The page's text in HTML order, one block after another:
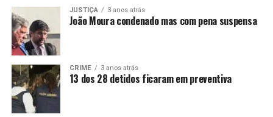
JUSTIÇA 3 anos atrás
João Moura condenado mas com pena suspensa
CRIME 3 anos atrás
13 dos 28 detidos ficaram em preventiva